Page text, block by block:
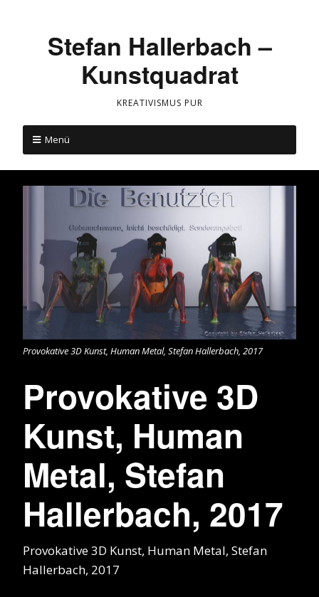
Stefan Hallerbach –
Kunstquadrat
KREATIVISMUS PUR
Menü
Provokative 3D Kunst, Human Metal, Stefan Hallerbach, 2017
Provokative 3D
Kunst, Human
Metal, Stefan
Hallerbach, 2017
Provokative 3D Kunst, Human Metal, Stefan
Hallerbach, 2017